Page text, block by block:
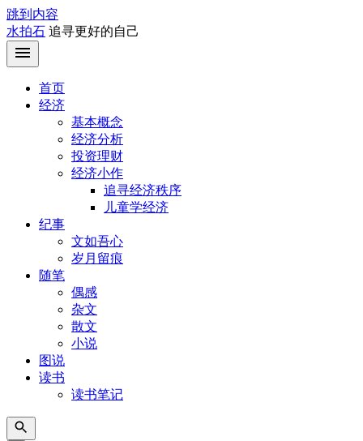
跳到内容
水拍石 追寻更好的自己
首页
经济
基本概念
经济分析
投资理财
经济小作
追寻经济秩序
儿童学经济
纪事
文如吾心
岁月留痕
随笔
偶感
杂文
散文
小说
图说
读书
读书笔记